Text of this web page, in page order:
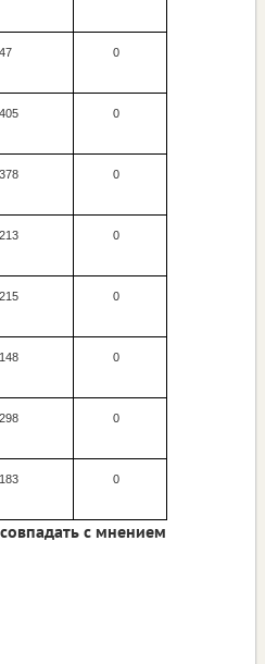
47 0
405 0
378 0
213 0
215 0
148 0
298 0
183 0
с мнением